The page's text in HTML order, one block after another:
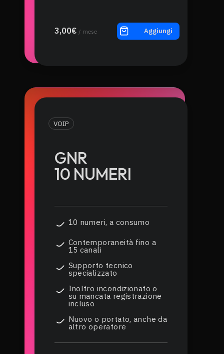
3,00€ / mese Aggiungi
VOIP
GNR
10 NUMERI
10 numeri, a consumo
Contemporaneità fino a
15 canali
Supporto tecnico
specializzato
Inoltro incondizionato o
su mancata registrazione
incluso
Nuovo o portato, anche da
altro operatore